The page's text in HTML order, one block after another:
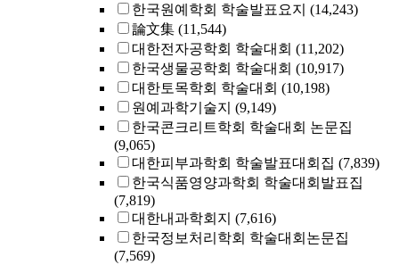
한국원예학회 학술발표요지 (14,243)
論文集 (11,544)
대한전자공학회 학술대회 (11,202)
한국생물공학회 학술대회 (10,917)
대한토목학회 학술대회 (10,198)
원예과학기술지 (9,149)
한국콘크리트학회 학술대회 논문집
(9,065)
대한피부과학회 학술발표대회집 (7,839)
한국식품영양과학회 학술대회발표집
(7,819)
대한내과학회지 (7,616)
한국정보처리학회 학술대회논문집
(7,569)